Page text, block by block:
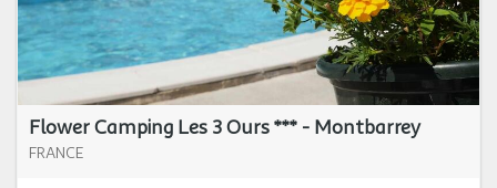
Flower Camping Les 3 Ours *** - Montbarrey
FRANCE